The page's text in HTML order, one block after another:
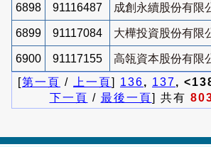
6898 91116487 成創永續股份有限
6899 91117084 大樺投資股份有限
6900 91117155
高瓴資本股份有限
[第一頁 / 上一頁] 136, 137,
下一頁 / 最後一頁] 共有